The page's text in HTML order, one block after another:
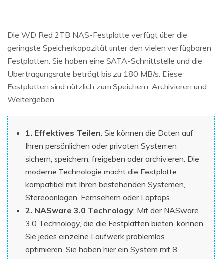
Die WD Red 2TB NAS-Festplatte verfügt über die
geringste Speicherkapazität unter den vielen verfügbaren
Festplatten. Sie haben eine SATA-Schnittstelle und die
Übertragungsrate beträgt bis zu 180 MB/s. Diese
Festplatten sind nützlich zum Speichern, Archivieren und
Weitergeben.
1. Effektives Teilen: Sie können die Daten auf
Ihren persönlichen oder privaten Systemen
sichern, speichern, freigeben oder archivieren. Die
moderne Technologie macht die Festplatte
kompatibel mit Ihren bestehenden Systemen,
Stereoanlagen, Fernsehern oder Laptops.
2. NASware 3.0 Technology: Mit der NASware
3.0 Technology, die die Festplatten bieten, können
Sie jedes einzelne Laufwerk problemlos
optimieren. Sie haben hier ein System mit 8